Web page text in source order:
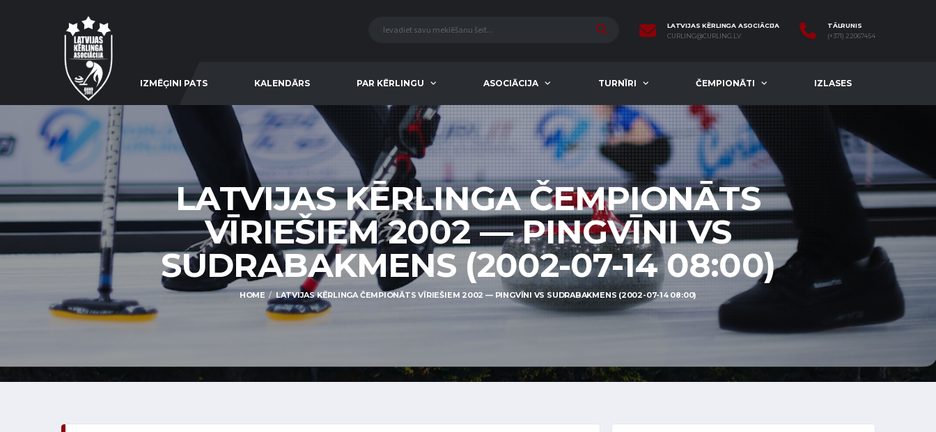
LATVIJAS KĒRLINGA ASOCIĀCIJA
CURLING@CURLING.LV
TĀLRUNIS
(+371) 22067454
IZMĒĢINI PATS KALENDĀRS PAR KĒRLINGU ASOCIĀCIJA TURNĪRI ČEMPIONĀTI IZLASES
LATVIJAS KĒRLINGA ČEMPIONĀTS
VĪRIEŠIEM 2002 — PINGVĪNI VS
SUDRABAKMENS (2002-07-14 08:00)
HOME LATVIJAS KĒRLINGA ČEMPIONĀTS VĪRIEŠIEM 2002 — PINGVĪNI VS SUDRABAKMENS (2002-07-14 08:00)